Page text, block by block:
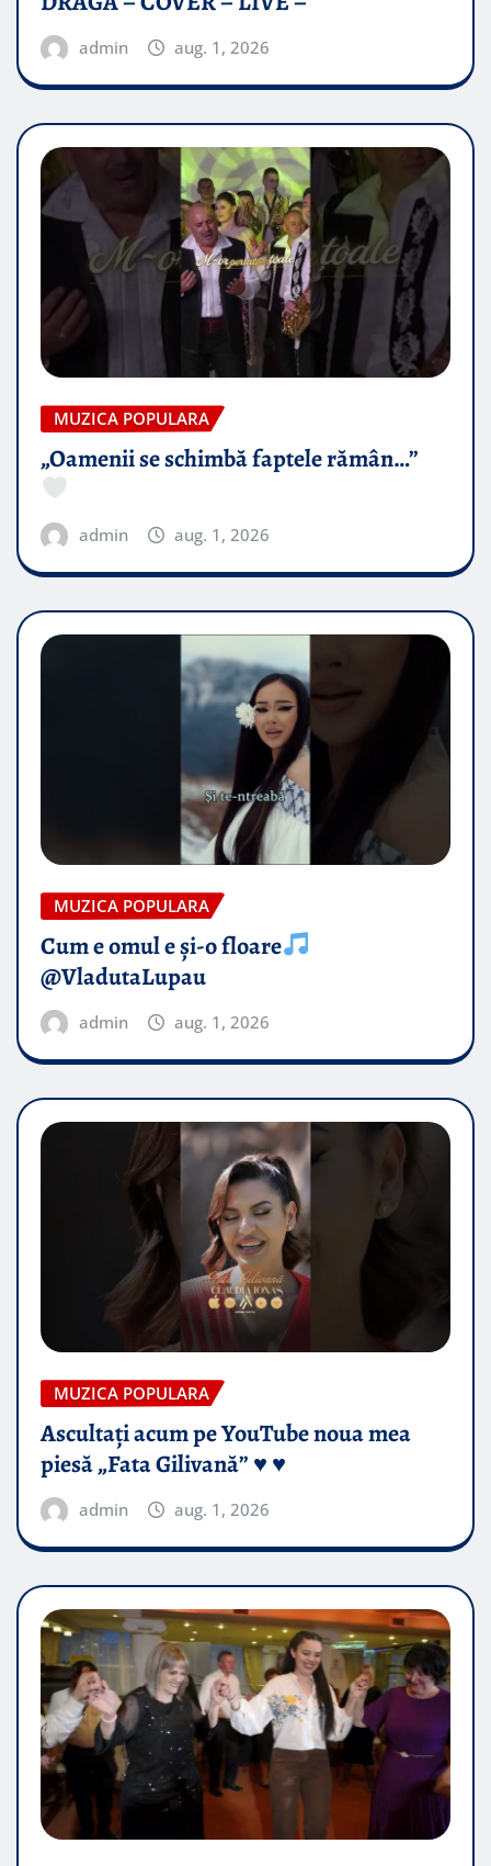
admin aug. 1, 2026
MUZICA POPULARA
„Oamenii se schimbă faptele rămân…”
admin aug. 1, 2026
MUZICA POPULARA
Cum e omul e și-o floare
@VladutaLupau
admin aug. 1, 2026
MUZICA POPULARA
Ascultați acum pe YouTube noua mea
piesă „Fata Gilivană” ♥️ ♥️
admin aug. 1, 2026